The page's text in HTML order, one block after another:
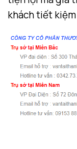
khách tiết